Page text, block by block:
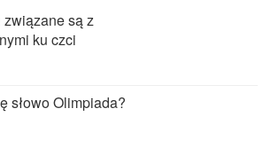
związane są z
ku czci
słowo Olimpiada?